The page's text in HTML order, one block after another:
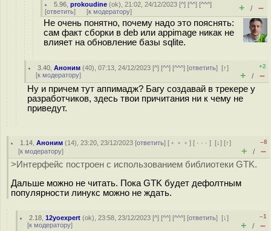
5.96 ,prokoudine (ok), 21:02, 24/12/2023 [^] [^^] [^^^]
[ответить] [к модератору] + / –
Не очень понятно, почему надо это пояснять:
сам факт сборки в deb или appimage никак не
влияет на обновление базы sqlite.
3.40 ,Аноним (40), 07:13, 24/12/2023 [^] [^^] [^^^] [ответить][↑]
[к модератору]
+2
+ / –
Ну и причем тут аппимадж? Багу создавай в трекере у
разработчиков, здесь твои причитания ни к чему не
приведут.
1.14 ,Аноним (14), 23:20, 23/12/2023 [ответить] [ ﹢﹢﹢] [ · · ·][↓] [↑]
[к модератору]
–8
+ / –
>Интерфейс построен с использованием библиотеки GTK.
Дальше можно не читать. Пока GTK будет дефолтным
популярности линукс можно не ждать.
2.18 ,12yoexpert (ok), 23:58, 23/12/2023 [^] [^^] [^^^] [ответить][↓]
[к модератору]
–1
+ / –